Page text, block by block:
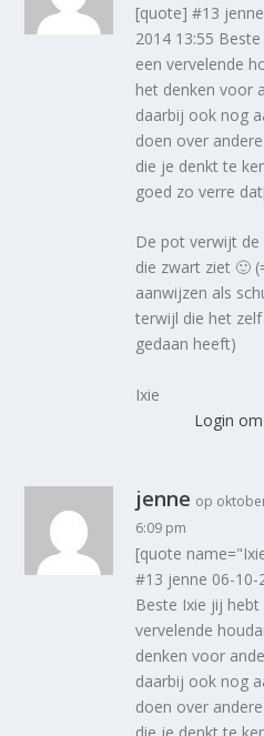
[quote] #13
2014 13:55
een vervelende
het denken voor
daarbij ook nog
doen over
die je denkt te
goed zo verre
De pot verwijt
die zwart ziet 🙂
aanwijzen als
terwijl die het
gedaan heeft)
Ixie
Login
jenne op
6:09 pm
[quote
#13 jenne 06-10-
Beste Ixie jij hebt
vervelende
denken voor
daarbij ook nog
doen over
die je denkt te